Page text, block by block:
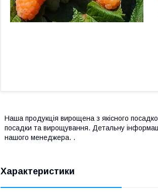
Наша продукція вирощена з якісного
посадки та вирощування. Детальну
нашого менеджера. .
Характеристики